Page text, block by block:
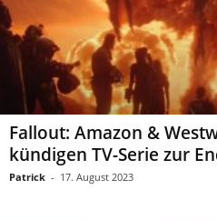
Fallout: Amazon &
kündigen TV-Serie zur
Patrick - 17. August 2023